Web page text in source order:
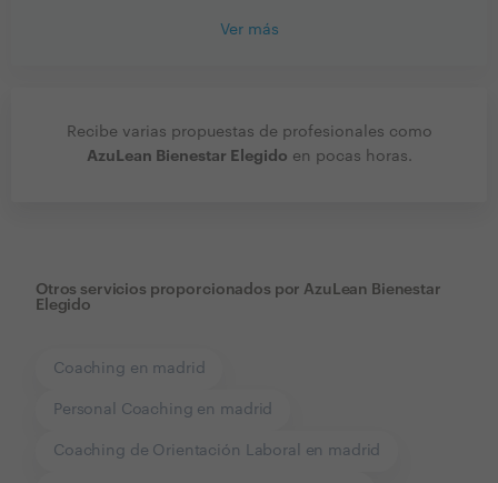
Ver más
Recibe varias propuestas de profesionales como
AzuLean Bienestar Elegido en pocas horas.
Otros servicios proporcionados por AzuLean Bienestar
Elegido
Coaching en madrid
Personal Coaching en madrid
Coaching de Orientación Laboral en madrid